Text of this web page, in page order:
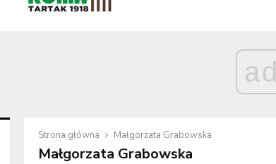
ad
Strona główna Małgorzata Grabowska
Małgorzata Grabowska